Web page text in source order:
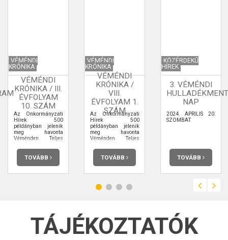
VÉMÉNDI
KRÓNIKA
VÉMÉNDI
KRÓNIKA / III.
ÉVFOLYAM
10. SZÁM
Az Önkormányzati
Hírek 500
példányban jelenik
meg havonta
Véménden. Teljes
terjedelmében
elolvashatja.
TOVÁBB
VÉMÉNDI
KRÓNIKA
VÉMÉNDI
KRÓNIKA /
VIII.
ÉVFOLYAM 1.
SZÁM
Az Önkormányzati
Hírek 500
példányban jelenik
meg havonta
Véménden. Teljes
terjedelmében
elolvashatja.
TOVÁBB
KÖZÉRDEKŰ
HÍREK
3. VÉMÉNDI
NAP
2024. ÁPRILIS 20.
SZOMBAT
TOVÁBB
TÁJÉKOZTATÓK